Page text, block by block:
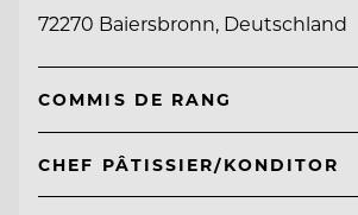
72270 Baiersbronn, Deutschland
COMMIS DE RANG
CHEF PÂTISSIER/KONDITOR